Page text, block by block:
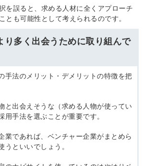
を誤ると、求める人材に全くアプローチ
とも可能性として考えられるのです。
り多く出会うために取り組んで
手法のメリット・デメリットの特徴を把
と出会えそうな（求める人物が使ってい
用手法を選ぶことが重要です。
業であれば、ベンチャー企業がまとめら
うといいでしょう。
簡単10秒！無料会員登録
ビュー記事が読める
採用に役立つ記事・資料が届く
メールアドレス